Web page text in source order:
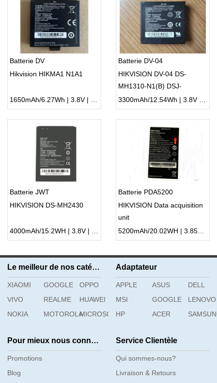
Batterie DV
Hikvision HIKMA1 N1A1
1650mAh/6.27Wh | 3.8V | Li-ion ...
Batterie DV-04
HIKVISION DV-04 DS-
MH1310-N1(B) DSJ-
HIKN1A1
3300mAh/12.54Wh | 3.8V | Li-ion ...
Batterie JWT
HIKVISION DS-MH2430
4000mAh/15.2WH | 3.8V | Li-ion ...
Batterie PDA5200
HIKVISION Data acquisition
unit
5200mAh/20.02WH | 3.85V | Li-ion ...
Le meilleur de nos catégories
XIAOMI GOOGLE
OPPO
VIVO
REALME
HUAWEI
NOKIA
MOTOROLAMICROSOFT
Adaptateur
APPLE ASUS
DELL
MSI
GOOGLE
LENOVO
HP
ACER
Pour mieux nous connaître
Promotions
Blog
Service Clientèle
Qui sommes-nous?
Livraison & Retours